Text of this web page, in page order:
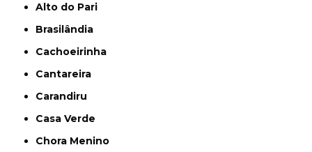
Alto do Pari
Brasilândia
Cachoeirinha
Cantareira
Carandiru
Casa Verde
Chora Menino